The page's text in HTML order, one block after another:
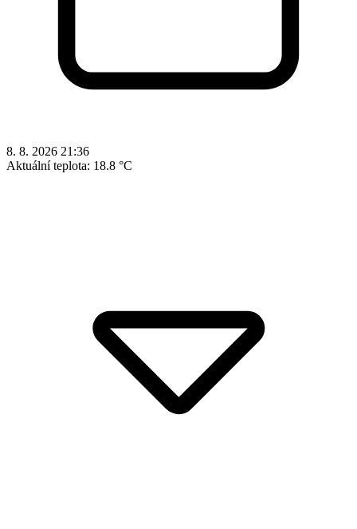
8. 8. 2026 21:36
Aktuální teplota: 18.8 °C